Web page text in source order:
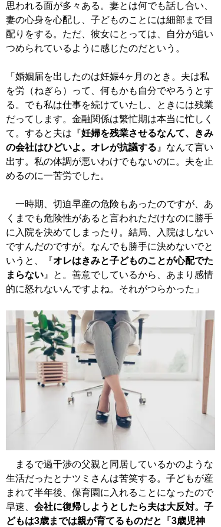
思われる面が多々ある。妻とは何でも話し合い、
妻の心身を心配し、子どものことには細部まで目
配りをする。ただ、彼女にとっては、自分が追い
つめられているように感じたのだという。
「婚姻届を出したのは妊娠4ヶ月のとき。夫は私
を労（ねぎら）って、何もかも自分でやろうとす
る。でも私は仕事を続けていたし、ときには残業
だってします。金融関係は繁忙期は本当に忙しく
て。すると夫は『妊婦を残業させるなんて、きみ
の会社はひどいよ。オレが抗議する 』なんて言い
出す。私の体調が悪いわけでもないのに。夫を止
めるのに一苦労でした。
一時期、切迫早産の危険もあったのですが、あ
くまでも危険性があると言われただけなのに勝手
に入院を決めてしまったり。結局、入院はしない
ですんだのですが。なんでも勝手に決めないでと
いうと、『オレはきみと子どものことが心配でた
まらない 』と。善意でしているから、あまり感情
的に怒れないんですよね。それがつらかった」
まるで過干渉の父親と同居しているかのような
生活だったとナツミさんは苦笑する。子どもが産
まれて半年後、保育園に入れることになったので
早速、 会社に復帰しようとしたら夫は大反対。子
どもは3歳までは親が育てるものだと「3歳児神